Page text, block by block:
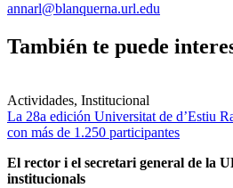
annarl@blanquerna.url.edu
También te puede
Actividades, Institucional
La 28a edición Universitat de d’Estiu
con más de 1.250 participantes
El rector i el secretari general de la
institucionals